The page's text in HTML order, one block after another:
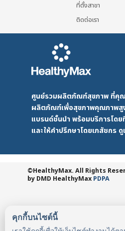
คุกกี้บนไซต์นี้
ที่ตั้งสาขา
ติดต่อเรา
ศูนย์รวมผลิตภัณฑ์สุขภาพ ที่คุ
ผลิตภัณฑ์เพื่อสุขภาพคุณภาพสู
แบรนด์ชั้นนำ พร้อมบริการโด
และให้คำปรึกษาโดยเภสัชกร
©HealthyMax. All Rights
by DMD HealthyMax PDPA